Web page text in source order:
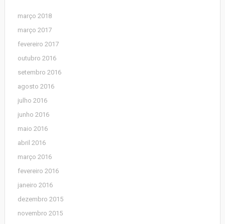
março 2018
março 2017
fevereiro 2017
outubro 2016
setembro 2016
agosto 2016
julho 2016
junho 2016
maio 2016
abril 2016
março 2016
fevereiro 2016
janeiro 2016
dezembro 2015
novembro 2015